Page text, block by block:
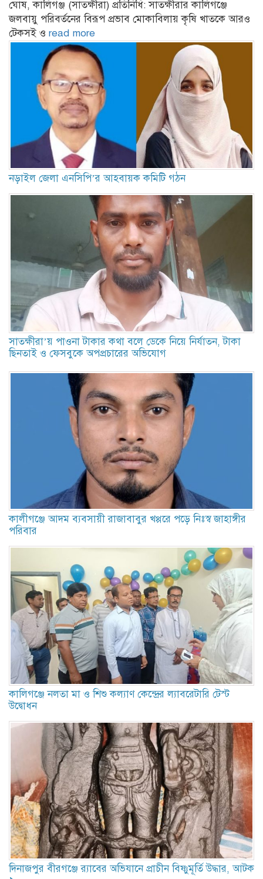
ঘোষ, কালিগঞ্জ (সাতক্ষীরা) প্রতিনিধি: সাতক্ষীরার কালিগঞ্জে
জলবায়ু পরিবর্তনের বিরূপ প্রভাব মোকাবিলায় কৃষি খাতকে আরও
টেকসই ও read more
নড়াইল জেলা এনসিপি’র আহবায়ক কমিটি গঠন
সাতক্ষীরা’য় পাওনা টাকার কথা বলে ডেকে নিয়ে নির্যাতন, টাকা
ছিনতাই ও ফেসবুকে অপপ্রচারের অভিযোগ
কালীগঞ্জে আদম ব্যবসায়ী রাজাবাবুর খপ্পরে পড়ে নিঃস্ব জাহাঙ্গীর
পরিবার
কালিগঞ্জে নলতা মা ও শিশু কল্যাণ কেন্দ্রের ল্যাবরেটারি টেস্ট
উদ্বোধন
দিনাজপুর বীরগঞ্জে র‍্যাবের অভিযানে প্রাচীন বিষ্ণুমূর্তি উদ্ধার, আটক